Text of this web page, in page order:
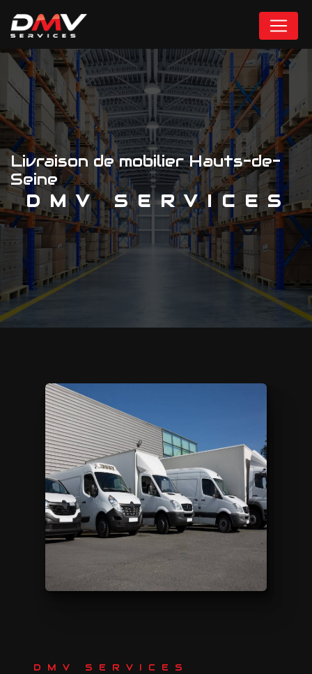
Livraison de mobilier Hauts-de-
Seine
DMV SERVICES
DMV SERVICES